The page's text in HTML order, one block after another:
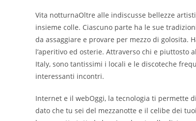
Vita notturnaOltre alle indiscusse bellezze
insieme colle. Ciascuno parte ha le sue
da assaggiare e provare per mezzo di golosita.
l’aperitivo ed osterie. Attraverso chi e piuttosto
Italy, sono tantissimi i locali e le discoteche
interessanti incontri.
Internet e il webOggi, la tecnologia ti permette
dato che tu sei del mezzanotte e il celibe dei